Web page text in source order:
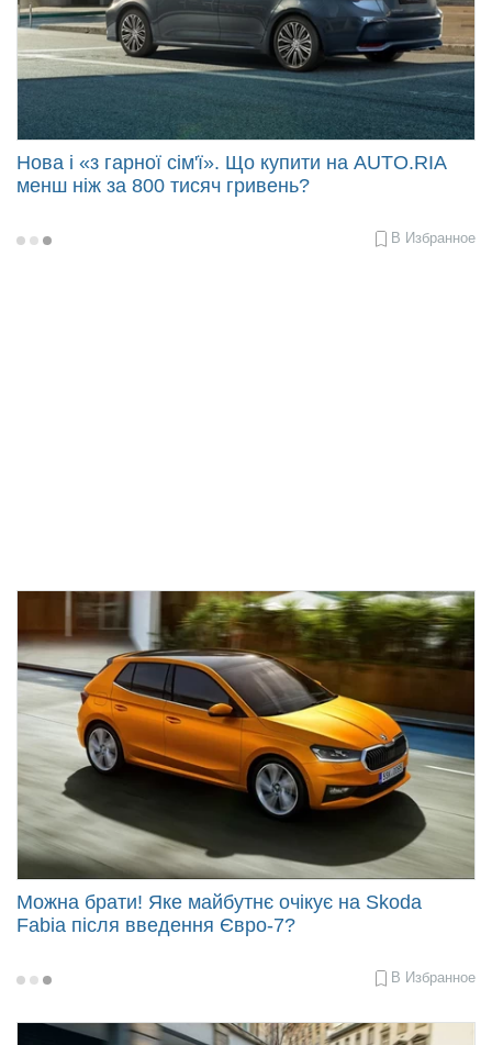
Нова і «з гарної сім'ї». Що купити на AUTO.RIA
менш ніж за 800 тисяч гривень?
2023-
В Избранное
Можна брати! Яке майбутнє очікує на Skoda
Fabia після введення Євро-7?
2023-
В Избранное